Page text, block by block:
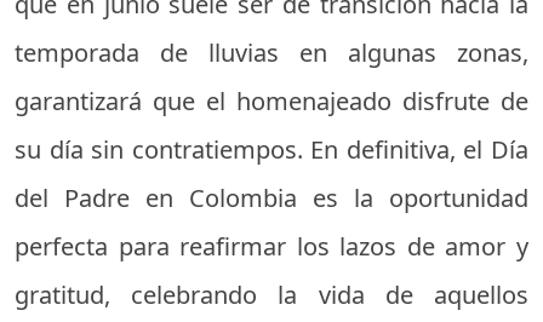
temporada de lluvias en algunas zonas,
garantizará que el homenajeado disfrute de
su día sin contratiempos. En definitiva, el Día
del Padre en Colombia es la oportunidad
perfecta para reafirmar los lazos de amor y
gratitud, celebrando la vida de aquellos